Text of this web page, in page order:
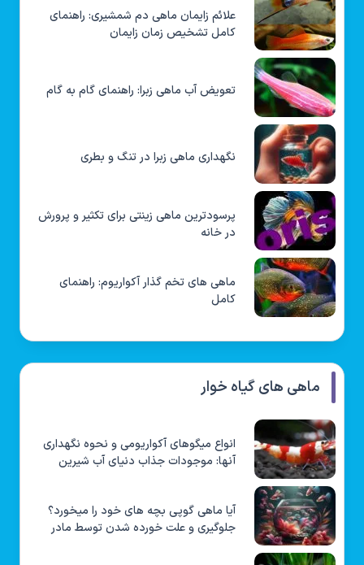
علائم زایمان ماهی دم شمشیری: راهنمای
کامل تشخیص زمان زایمان
تعویض آب ماهی زبرا: راهنمای گام به گام
نگهداری ماهی زبرا در تنگ و بطری
پرسودترین ماهی زینتی برای تکثیر و پرورش
در خانه
ماهی های تخم گذار آکواریوم: راهنمای
کامل
ماهی های گیاه خوار
انواع میگوهای آکواریومی و نحوه نگهداری
آنها: موجودات جذاب دنیای آب شیرین
آیا ماهی گوپی بچه های خود را میخورد؟
جلوگیری و علت خورده شدن توسط مادر